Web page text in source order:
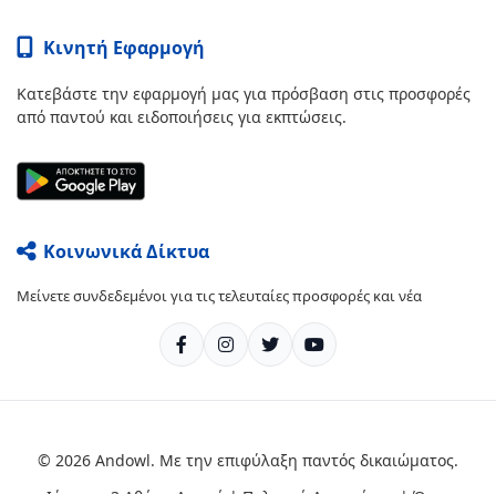
Κινητή Εφαρμογή
Κατεβάστε την εφαρμογή μας για πρόσβαση στις προσφορές
από παντού και ειδοποιήσεις για εκπτώσεις.
Κοινωνικά Δίκτυα
Μείνετε συνδεδεμένοι για τις τελευταίες προσφορές και νέα
© 2026 Andowl. Με την επιφύλαξη παντός δικαιώματος.